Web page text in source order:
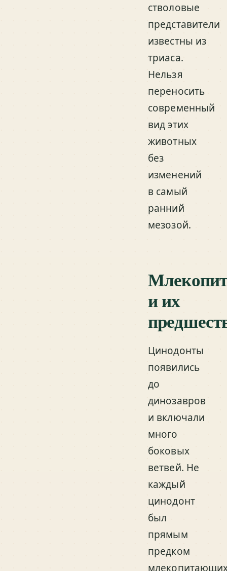
стволовые
представители
известны из
триаса.
Нельзя
переносить
современный
вид этих
животных
без
изменений
в самый
ранний
мезозой.
и их
Цинодонты
появились
до
динозавров
и включали
много
боковых
ветвей. Не
каждый
цинодонт
был
прямым
предком